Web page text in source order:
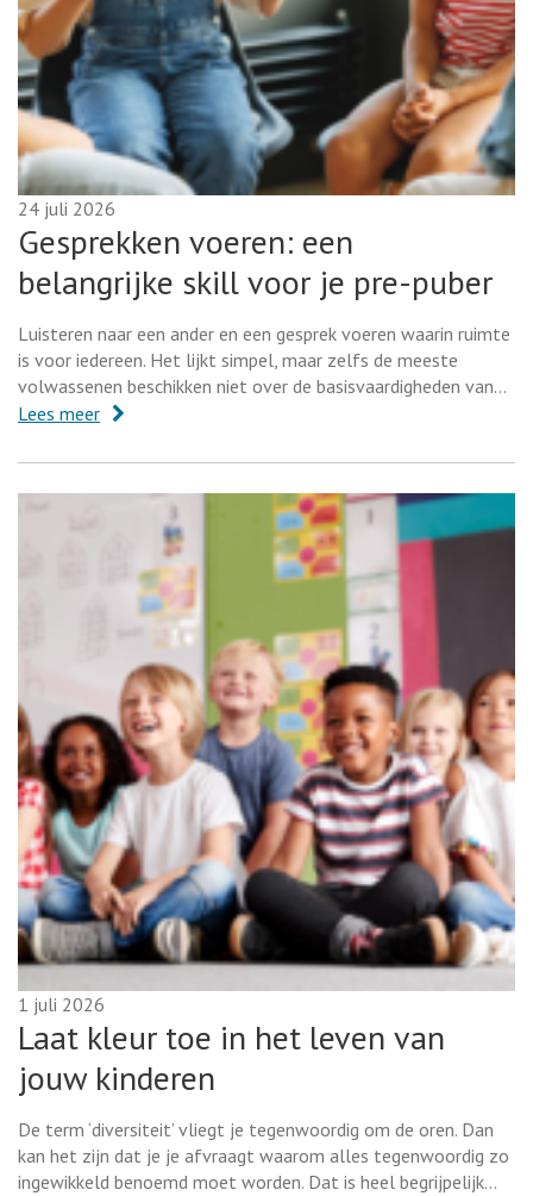
Gesprekken voeren: een
belangrijke skill voor je pre-puber
24 juli 2026
Luisteren naar een ander en een gesprek voeren waarin ruimte
is voor iedereen. Het lijkt simpel, maar zelfs de meeste
volwassenen beschikken niet over de basisvaardigheden van…
Lees meer
Laat kleur toe in het leven van
jouw kinderen
1 juli 2026
De term ‘diversiteit’ vliegt je tegenwoordig om de oren. Dan
kan het zijn dat je je afvraagt waarom alles tegenwoordig zo
ingewikkeld benoemd moet worden. Dat is heel begrijpelijk…